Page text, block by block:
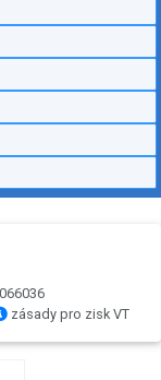
zásady pro zisk VT